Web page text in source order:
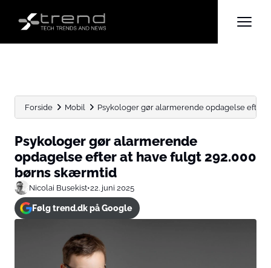
Forside Mobil Psykologer gør alarmerende opdagelse efter
Psykologer gør alarmerende
opdagelse efter at have fulgt 292.000
børns skærmtid
Nicolai Busekist•22. juni 2025
Følg trend.dk på Google